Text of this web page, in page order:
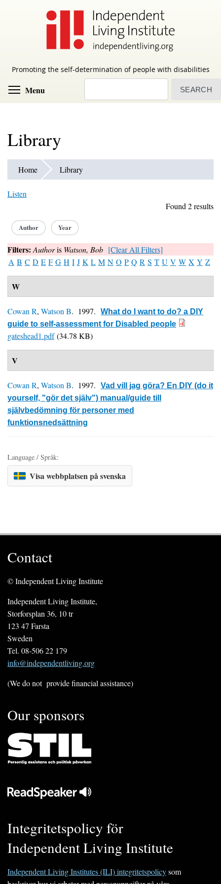
Promoting the self-determination of people with disabilities
Menu
Library
Home Library
Listen
Found 2 results
Author Year
Filters:Authoris Watson, Bob [Clear All Filters]
A B C D E F G H I J K L M N O P Q R S T U V W X Y Z
W
Cowan R, Watson B. 1997.
What do I want to do? a DIY
guide to self-assessment for Disabled people
gateshead1.pdf(34.78 KB)
V
Cowan R, Watson B. 1997.
Vad vill jag göra? En DIY (do it
yourself, "gör det själv") manual/guide till
självbedömning för personer med
funktionsnedsättning
Language / Språk:
Visa webbplatsen på svenska
Contact
© Independent Living Institute
Independent Living Institute,
Storforsplan 36, 10 tr
123 47 Farsta
Sweden
Tel. 08-506 22 179
info@independentliving.org
(We do not provide financial assistance)
Our sponsors
Integritetspolicy för
Independent Living Institute
Independent Living Institutes (ILI) integritetspolicysom